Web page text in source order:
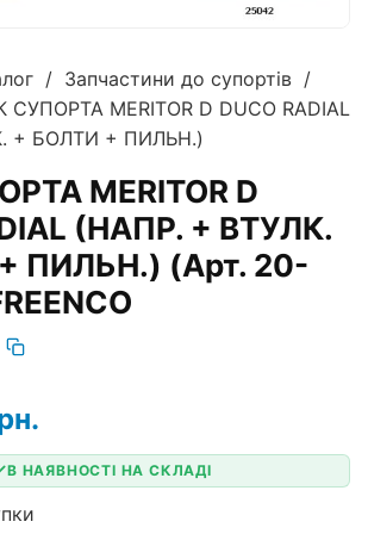
/ Запчастини до супортів /
MERITOR D DUCO RADIAL
+ БОЛТИ + ПИЛЬН.)
MERITOR D
(НАПР. + ВТУЛК.
ПИЛЬН.) (Арт. 20-
В НАЯВНОСТІ НА СКЛАДІ